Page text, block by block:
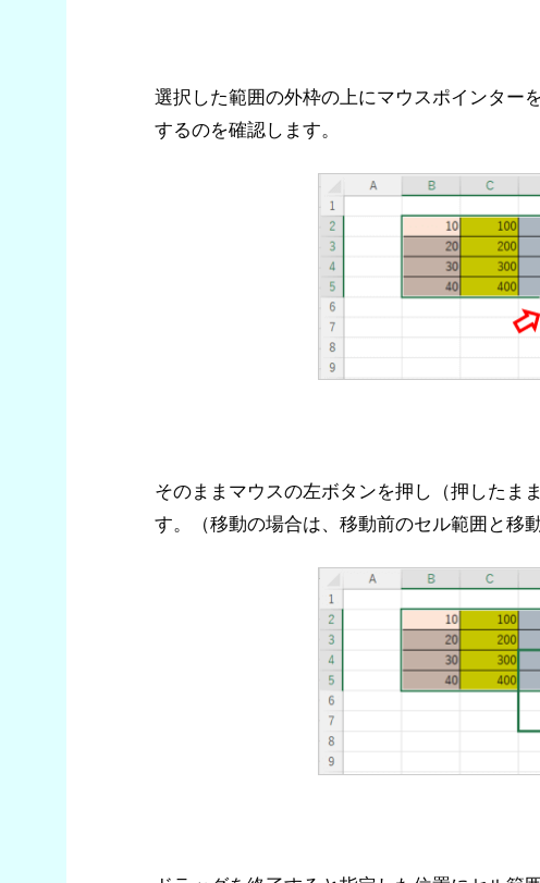
選択した範囲の外枠の上にマウスポインター
するのを確認します。
そのままマウスの左ボタンを押し（押したま
す。（移動の場合は、移動前のセル範囲と移